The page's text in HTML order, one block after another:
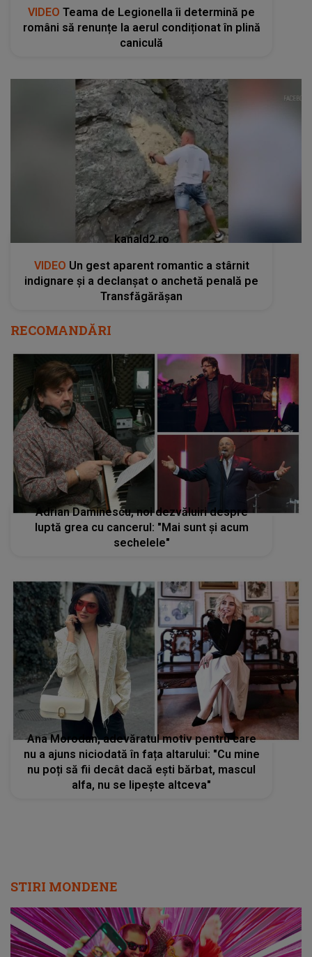
VIDEO Teama de Legionella îi determină pe
români să renunțe la aerul condiționat în plină
caniculă
kanald2.ro
VIDEO Un gest aparent romantic a stârnit
indignare și a declanșat o anchetă penală pe
Transfăgărășan
RECOMANDĂRI
Adrian Daminescu, noi dezvăluiri despre
luptă grea cu cancerul: "Mai sunt și acum
sechelele"
Ana Morodan, adevăratul motiv pentru care
nu a ajuns niciodată în fața altarului: "Cu mine
nu poți să fii decât dacă ești bărbat, mascul
alfa, nu se lipește altceva"
STIRI MONDENE